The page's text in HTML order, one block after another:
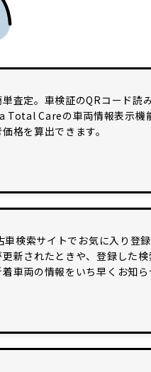
査定。車検証のQRコード読
Total Careの車両情報表示機
格を算出できます。
検索サイトでお気に入り登
新されたときや、登録した検
車両の情報をいち早くお知ら